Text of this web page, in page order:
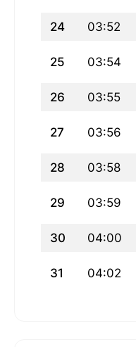
24 03:52
25 03:54
26 03:55
27 03:56
28 03:58
29 03:59
30 04:00
31 04:02